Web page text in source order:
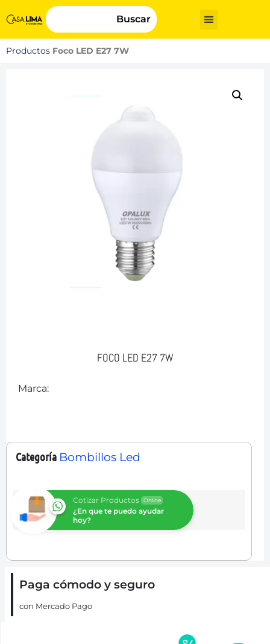
Buscar
Productos Foco LED E27 7W
FOCO LED E27 7W
Marca:
Categoría Bombillos Led
Cotizar Productos Online
¿En que te puedo ayudar
hoy?
Paga cómodo y seguro
con Mercado Pago